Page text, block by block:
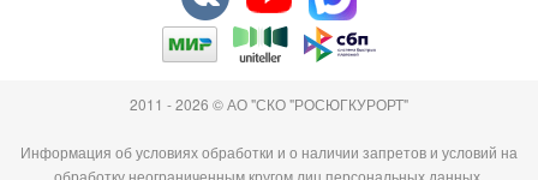
2011 - 2026 © АО "СКО "РОСЮГКУРОРТ"
Информация об условиях обработки и о наличии запретов и условий на